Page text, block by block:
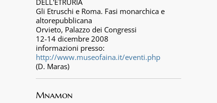
DELL'ETRURIA
Gli Etruschi e Roma. Fasi monarchica e
altorepubblicana
Orvieto, Palazzo dei Congressi
12-14 dicembre 2008
informazioni presso:
http://www.museofaina.it/eventi.php
(D. Maras)
Mnamon